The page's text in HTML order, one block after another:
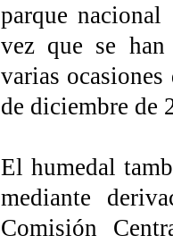
parque
vez que se
varias
de diciembre de
El humedal
mediante
Comisión